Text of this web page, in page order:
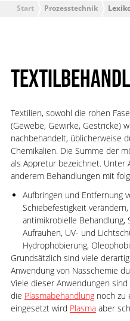
Start Prozesstechnik
Textilien, sowohl die rohen
(Gewebe, Gewirke, Gestricke)
nachbehandelt, üblicherweise
Chemikalien. Die Summe der
als Appretur bezeichnet.
anderem Behandlungen mit
Aufbringen und Entfernung
Schiebefestigkeit
antimikrobielle Behandlung,
Aufrauhen, UV- und
Hydrophobierung,
Grundsätzlich sind viele
Anwendung von Nasschemie
Viele dieser Anwendungen
die Plasmabehandlungnoch zu
eingesetzt wird Plasmaaber